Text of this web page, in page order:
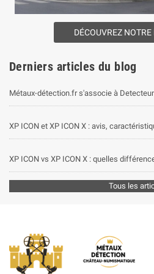
DÉCOUVREZ
Derniers articles du blog
Métaux-détection.fr s'associe à
XP ICON et XP ICON X : avis,
XP ICON vs XP ICON X : quelles
Tous les